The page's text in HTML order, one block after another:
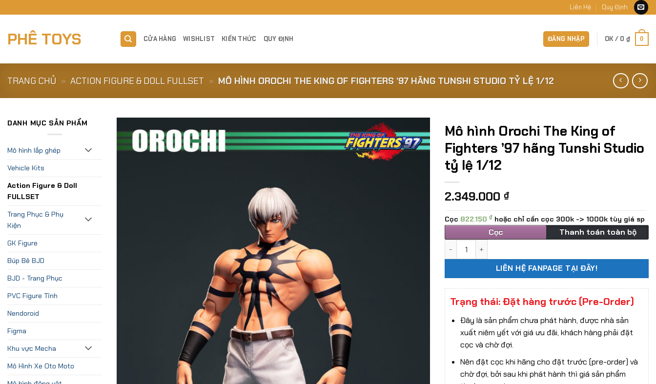
to
Liên Hệ Quy Định
PHÊ TOYS CỬA HÀNG WISHLIST KIẾN THỨC QUY ĐỊNH ĐĂNG NHẬP OK / 0 ₫ 0
TRANG CHỦ » ACTION FIGURE & DOLL FULLSET » MÔ HÌNH OROCHI THE KING OF FIGHTERS ’97 HÃNG TUNSHI STUDIO TỶ LỆ 1/12
DANH MỤC SẢN PHẨM
Mô hình lắp ghép
Vehicle Kits
Action Figure & Doll
FULLSET
Trang Phục & Phụ
Kiện
GK Figure
Búp Bê BJD
BJD - Trang Phục
PVC Figure Tĩnh
Nendoroid
Figma
Khu vực Mecha
Mô Hình Xe Oto Moto
Add to
Mô hình Orochi The King of
Fighters ’97 hãng Tunshi Studio
tỷ lệ 1/12
2.349.000 ₫
Cọc 822.150 ₫ hoặc chỉ cần cọc 300k -> 1000k tùy giá sp
Cọc Thanh toán toàn bộ
LIÊN HỆ FANPAGE TẠI ĐÂY!
Trạng thái: Đặt hàng trước (Pre-Order)
Đây là sản phẩm chưa phát hành, được nhà sản
xuất niêm yết với giá ưu đãi, khách hàng phải đặt
cọc và chờ đợi.
Nên đặt cọc khi hãng cho đặt trước (pre-order) và
chờ đợi, bởi sau khi phát hành thì giá sản phẩm